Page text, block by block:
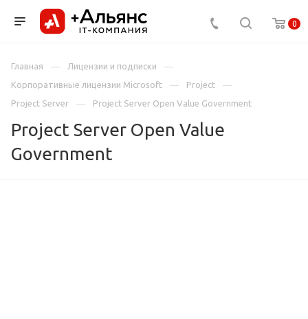
0
Главная
Лицензии и подписки
Корпоративные лицензии Microsoft
Project
Project Server
Project Server Open Value Government
Project Server Open Value
Government